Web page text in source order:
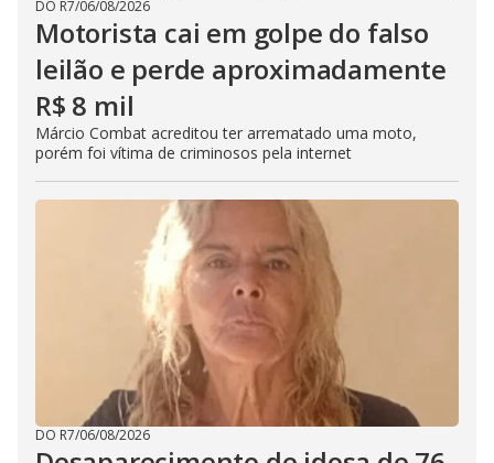
DO R7/06/08/2026
Motorista cai em golpe do falso
leilão e perde aproximadamente
R$ 8 mil
Márcio Combat acreditou ter arrematado uma moto,
porém foi vítima de criminosos pela internet
DO R7/06/08/2026